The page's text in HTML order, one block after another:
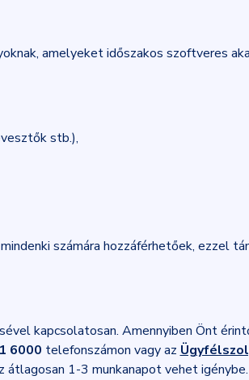
amelyeket időszakos szoftveres
stb.),
számára hozzáférhetőek, ezzel
kapcsolatosan. Amennyiben Önt
6000 telefonszámon vagy az
1-3 munkanapot vehet igénybe.